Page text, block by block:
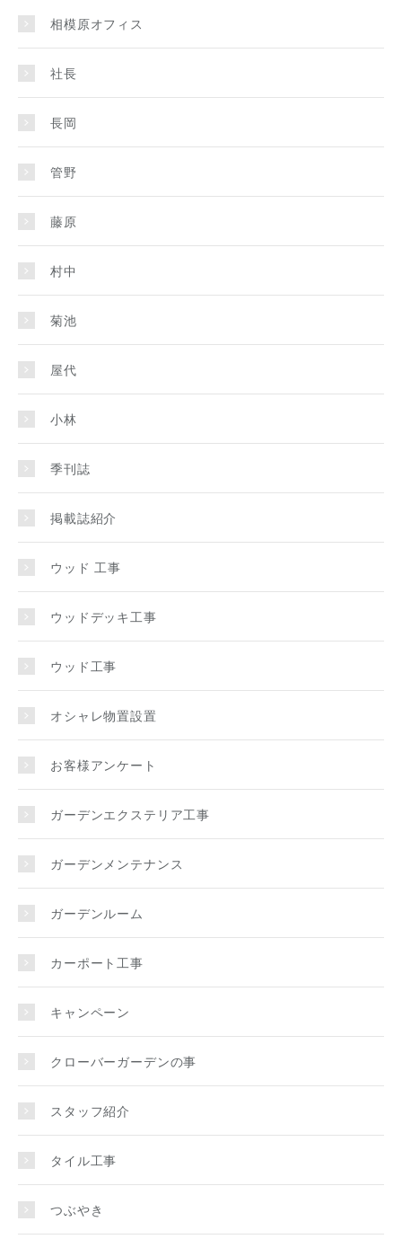
相模原オフィス
社長
長岡
管野
藤原
村中
菊池
屋代
小林
季刊誌
掲載誌紹介
ウッド 工事
ウッドデッキ工事
ウッド工事
オシャレ物置設置
お客様アンケート
ガーデンエクステリア工事
ガーデンメンテナンス
ガーデンルーム
カーポート工事
キャンペーン
クローバーガーデンの事
スタッフ紹介
タイル工事
つぶやき